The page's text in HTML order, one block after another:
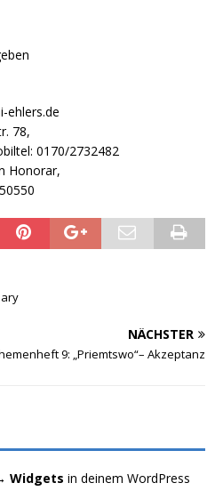
ehlers.de
78,
0170/2732482
Honorar,
NÄCHSTER
9: „Priemtswo“– Akzeptanz
Widgets in deinem WordPress